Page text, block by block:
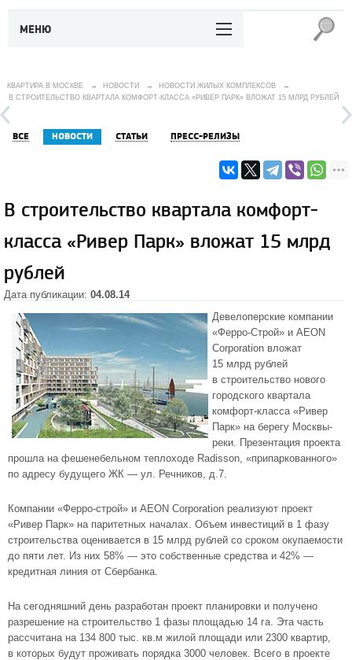
МЕНЮ
КВАРТИРА В МОСКВЕ → НОВОСТИ → НОВОСТИ ЖИЛЫХ КОМПЛЕКСОВ
→
В СТРОИТЕЛЬСТВО КВАРТАЛА КОМФОРТ-КЛАССА «РИВЕР ПАРК» ВЛОЖАТ 15 МЛРД РУБЛЕЙ
ВСЕ НОВОСТИ СТАТЬИ ПРЕСС-РЕЛИЗЫ
В строительство квартала комфорт-
класса «Ривер Парк» вложат 15 млрд
рублей
Дата публикации: 04.08.14
Девелоперские компании
«Ферро-Строй» и AEON
Corporation вложат
15 млрд рублей
в строительство нового
городского квартала
комфорт-класса «Ривер
Парк» на берегу Москвы-
реки. Презентация проекта
прошла на фешенебельном теплоходе Radisson, «припаркованного»
по адресу будущего ЖК — ул. Речников, д.7.
Компании «Ферро-строй» и AEON Corporation реализуют проект
«Ривер Парк» на паритетных началах. Объем инвестиций в 1 фазу
строительства оценивается в 15 млрд рублей со сроком окупаемости
до пяти лет. Из них 58% — это собственные средства и 42% —
кредитная линия от Сбербанка.
На сегодняшний день разработан проект планировки и получено
разрешение на строительство 1 фазы площадью 14 га. Эта часть
рассчитана на 134 800 тыс. кв.м жилой площади или 2300 квартир,
в которых будут проживать порядка 3000 человек. Всего в проекте